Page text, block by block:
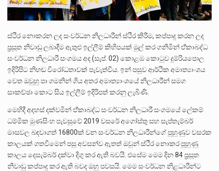
ස්ථිර ‌නොකරන ලද සංවර්ධන නිලධාරීන් ස්ථිර කිරීම, කප්පාදු කරන ලද
ප්‍රසූත නිවාඩු ලබාදීම ඇතුළු ඉල්ලීම් කිහිපයක් මුල් කර ගනිමින් ඒ්කාබද්ධ
සංවර්ධන නිලධාරී සංගමය අද (සැප්. 02) කොළඹ ‌කොටුව දුම්රියපොල
ඉදිරිපිට නිහඬ විරෝධතාවක් පැවැත්වීය. ඉන් පසුව ආර්ථික අමාත්‍යාංශය
‌වෙත ඔවුහු පා ගමනින් ගිය අතර අමාත්‍යාංශයේ නිලධාරීන් සමග
සාකච්ඡා ‌කොට සිය ඉල්ලීම් ඉදිරිපත් කරනු ලැබිණි.
මෙහිදී අදහස් දක්වමින් ඒ්කාබද්ධ සංවර්ධන නිලධාරී සංගමයේ ලේකම්
ධම්මික මුණසිංහ පැවසුවේ 2019 වසරේ අගෝස්තු සහ සැප්තැම්බර්
මාසවල බඳවාගත් 16800ක් වන සංවර්ධන නිලධාරීන්ගේ පුහුණුව වසරක
කාලයක් ගතවීමෙන් පසු අවසන්ව ඇතත් ඔවුන් ස්ථීර නොකර පුහුණු
කාලය දෙසැම්බර් දක්වා දිගු කර ඇති බවයි. එසේම මෙම දින 84 ප්‍රසූත
නිවාඩු කප්පාදු කර ඇති බවද ඔහු පවසයි. මෙම සංවර්ධන නිළධාරීන්ට